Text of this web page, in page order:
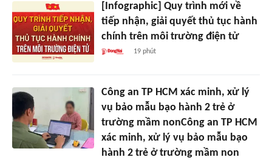
[Infographic] Quy trình mới về
tiếp nhận, giải quyết thủ tục hành
chính trên môi trường điện tử
19 phút
Công an TP HCM xác minh, xử lý
vụ bảo mẫu bạo hành 2 trẻ ở
trường mầm nonCông an TP HCM
xác minh, xử lý vụ bảo mẫu bạo
hành 2 trẻ ở trường mầm non